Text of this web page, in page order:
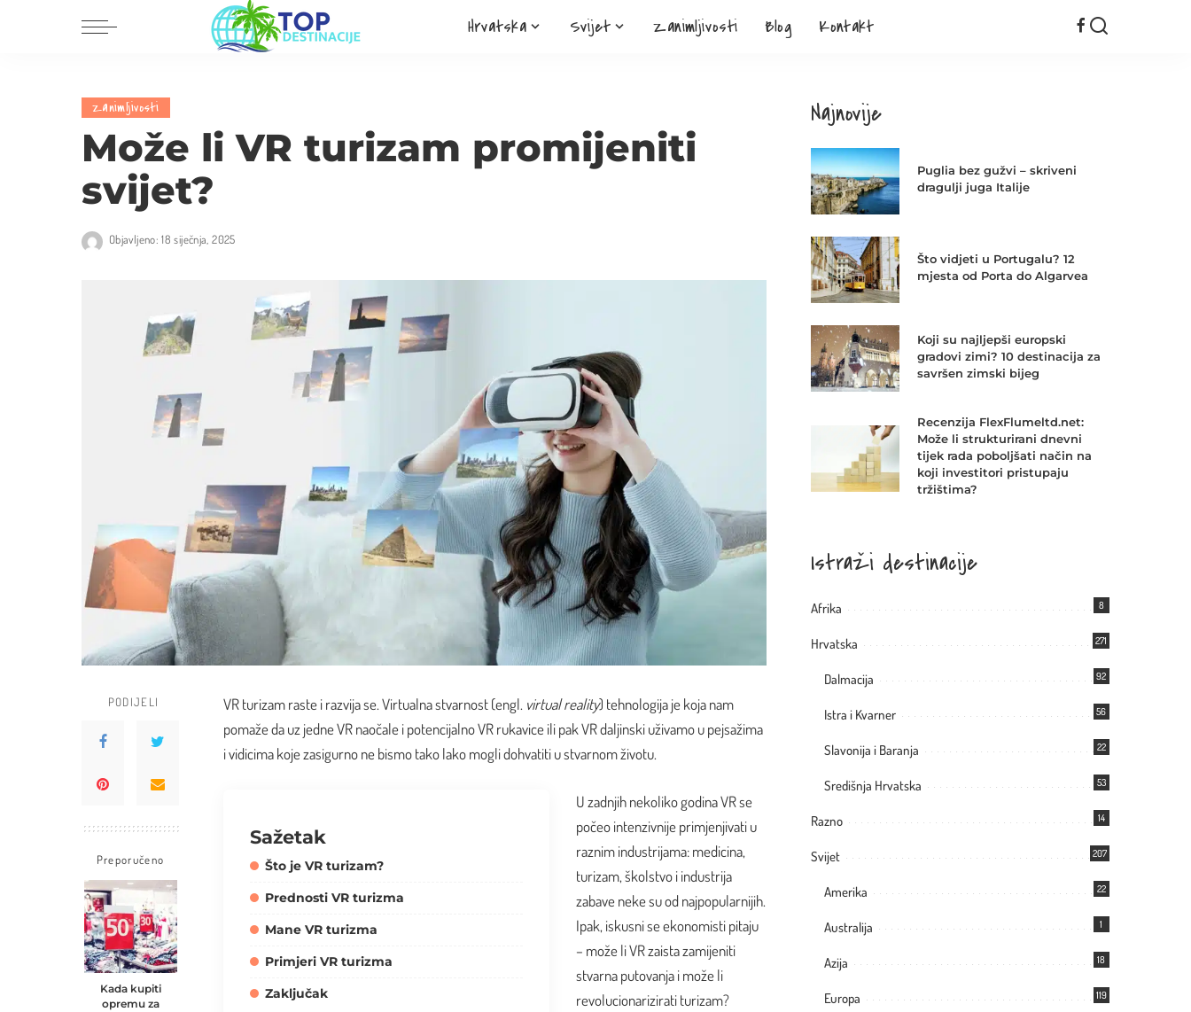
Hrvatska
Istra i Kvarner
Središnja Hrvatska
Slavonija i Baranja
Svijet
Amerika
Azija
Afrika
Australija
Zanimljivosti Blog Kontakt
Zanimljivosti
Može li VR turizam promijeniti
svijet?
Objavljeno: 18 siječnja, 2025
PODIJELI
Preporučeno
Kada kupiti
opremu za
VR turizam raste i razvija se. Virtualna stvarnost (engl. virtual reality) tehnologija je koja nam
pomaže da uz jedne VR naočale i potencijalno VR rukavice ili pak VR daljinski uživamo u pejsažima
i vidicima koje zasigurno ne bismo tako lako mogli dohvatiti u stvarnom životu.
Sažetak
Što je VR turizam?
Prednosti VR turizma
Mane VR turizma
Primjeri VR turizma
Zaključak
U zadnjih nekoliko godina VR se
počeo intenzivnije primjenjivati u
raznim industrijama: medicina,
turizam, školstvo i industrija
zabave neke su od najpopularnijih.
Ipak, iskusni se ekonomisti pitaju
– može li VR zaista zamijeniti
stvarna putovanja i može li
revolucionarizirati turizam?
Najnovije
Puglia bez gužvi – skriveni
dragulji juga Italije
Što vidjeti u Portugalu? 12
mjesta od Porta do Algarvea
Koji su najljepši europski
gradovi zimi? 10 destinacija za
savršen zimski bijeg
Recenzija FlexFlumeltd.net:
Može li strukturirani dnevni
tijek rada poboljšati način na
koji investitori pristupaju
tržištima?
Istraži destinacije
Afrika 8
Hrvatska 271
Dalmacija 92
Istra i Kvarner 56
Slavonija i Baranja 22
Središnja Hrvatska 53
Razno 14
Svijet 207
Amerika 22
Australija 1
Azija 18
Europa 119